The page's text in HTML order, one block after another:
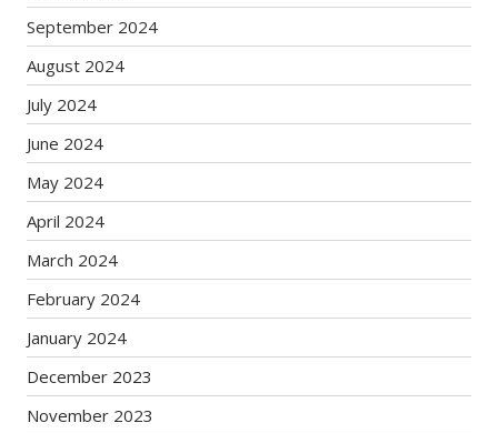
September 2024
August 2024
July 2024
June 2024
May 2024
April 2024
March 2024
February 2024
January 2024
December 2023
November 2023